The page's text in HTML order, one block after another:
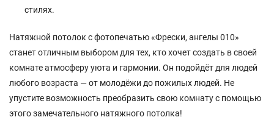
стилях.
Натяжной потолок с фотопечатью «Фрески, ангелы 010»
станет отличным выбором для тех, кто хочет создать в своей
комнате атмосферу уюта и гармонии. Он подойдёт для людей
любого возраста — от молодёжи до пожилых людей. Не
упустите возможность преобразить свою комнату с помощью
этого замечательного натяжного потолка!